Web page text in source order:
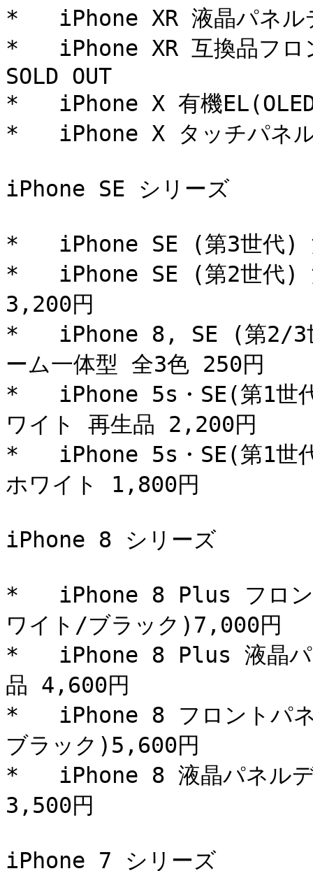
*   iPhone XR 液晶パネル
*   iPhone XR 互換品フロ
SOLD OUT
*   iPhone X 有機
*   iPhone X タッチパネ
iPhone SE シリーズ
*   iPhone SE (第3世代)
*   iPhone SE (第2世代)
3,200円
*   iPhone 8, SE (第2/3世
ーム一体型 全3色 250円
*   iPhone 5s・SE(第1世
ワイト 再生品 2,200円
*   iPhone 5s・SE(第1世
ホワイト 1,800円
iPhone 8 シリーズ
*   iPhone 8 Plus フロン
ワイト/ブラック)7,000円
*   iPhone 8 Plus 液晶パ
品 4,600円
*   iPhone 8 フロントパネ
ブラック)5,600円
*   iPhone 8 液晶パネルデ
3,500円
iPhone 7 シリーズ